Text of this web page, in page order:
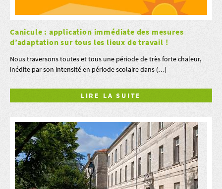
Canicule : application immédiate des mesures
d’adaptation sur tous les lieux de travail !
Nous traversons toutes et tous une période de très forte chaleur,
inédite par son intensité en période scolaire dans (…)
LIRE LA SUITE